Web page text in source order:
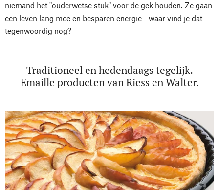
niemand het "ouderwetse stuk" voor de gek houden. Ze gaan
een leven lang mee en besparen energie - waar vind je dat
tegenwoordig nog?
Traditioneel en hedendaags tegelijk.
Emaille producten van Riess en Walter.